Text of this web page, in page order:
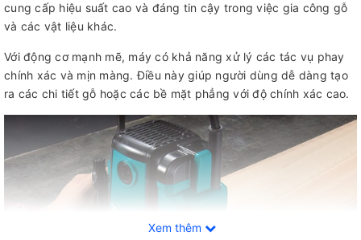
cung cấp hiệu suất cao và đáng tin cậy trong việc gia công gỗ
và các vật liệu khác.
Với động cơ mạnh mẽ, máy có khả năng xử lý các tác vụ phay
chính xác và mịn màng. Điều này giúp người dùng dễ dàng tạo
ra các chi tiết gỗ hoặc các bề mặt phẳng với độ chính xác cao.
Xem thêm